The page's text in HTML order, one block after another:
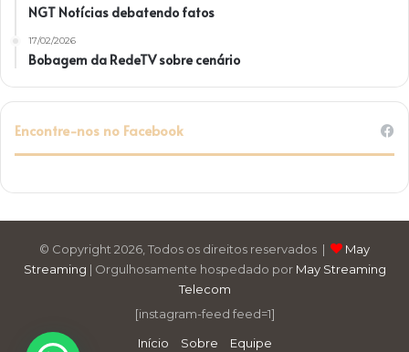
NGT Notícias debatendo fatos
17/02/2026
Bobagem da RedeTV sobre cenário
Encontre-nos no Facebook
© Copyright 2026, Todos os direitos reservados |
May
Streaming | Orgulhosamente hospedado por May Streaming
Telecom
[instagram-feed feed=1]
Início
Sobre Equipe